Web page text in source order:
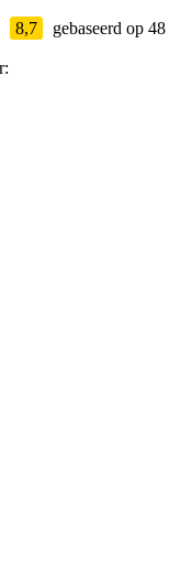
8,7
gebaseerd op 48